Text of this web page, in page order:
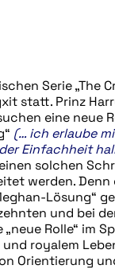
Serie „The
statt. Prinz
eine neue
(… ich erlaube
Einfachheit
solchen
werden.
Lösung“
und bei
Rolle“ im
royalem
Orientierung